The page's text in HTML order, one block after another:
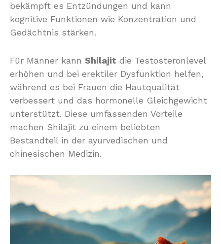
bekämpft es Entzündungen und kann
kognitive Funktionen wie Konzentration und
Gedächtnis stärken.
Für Männer kann Shilajit die Testosteronlevel
erhöhen und bei erektiler Dysfunktion helfen,
während es bei Frauen die Hautqualität
verbessert und das hormonelle Gleichgewicht
unterstützt. Diese umfassenden Vorteile
machen Shilajit zu einem beliebten
Bestandteil in der ayurvedischen und
chinesischen Medizin.